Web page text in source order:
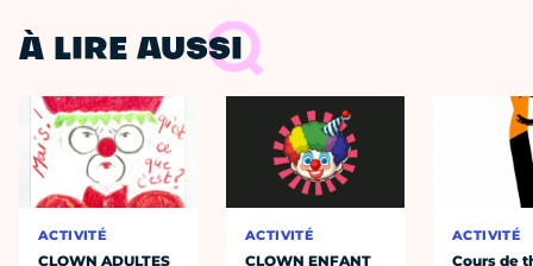
À LIRE AUSSI
ACTIVITÉ
CLOWN ADULTES
ACTIVITÉ
CLOWN ENFANT
ACTIVITÉ
Cours de